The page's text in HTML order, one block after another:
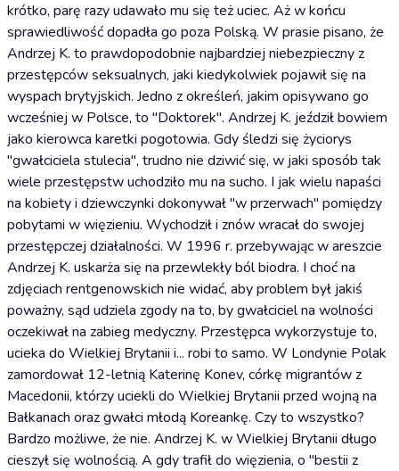
krótko, parę razy udawało mu się też uciec. Aż w końcu
sprawiedliwość dopadła go poza Polską. W prasie pisano, że
Andrzej K. to prawdopodobnie najbardziej niebezpieczny z
przestępców seksualnych, jaki kiedykolwiek pojawił się na
wyspach brytyjskich. Jedno z określeń, jakim opisywano go
wcześniej w Polsce, to "Doktorek". Andrzej K. jeździł bowiem
jako kierowca karetki pogotowia. Gdy śledzi się życiorys
"gwałciciela stulecia", trudno nie dziwić się, w jaki sposób tak
wiele przestępstw uchodziło mu na sucho. I jak wielu napaści
na kobiety i dziewczynki dokonywał "w przerwach" pomiędzy
pobytami w więzieniu. Wychodził i znów wracał do swojej
przestępczej działalności. W 1996 r. przebywając w areszcie
Andrzej K. uskarża się na przewlekły ból biodra. I choć na
zdjęciach rentgenowskich nie widać, aby problem był jakiś
poważny, sąd udziela zgody na to, by gwałciciel na wolności
oczekiwał na zabieg medyczny. Przestępca wykorzystuje to,
ucieka do Wielkiej Brytanii i... robi to samo. W Londynie Polak
zamordował 12-letnią Katerinę Konev, córkę migrantów z
Macedonii, którzy uciekli do Wielkiej Brytanii przed wojną na
Bałkanach oraz gwałci młodą Koreankę. Czy to wszystko?
Bardzo możliwe, że nie. Andrzej K. w Wielkiej Brytanii długo
cieszył się wolnością. A gdy trafił do więzienia, o "bestii z